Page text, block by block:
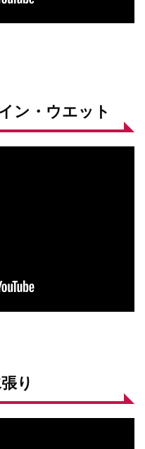
ン・ウエット
り